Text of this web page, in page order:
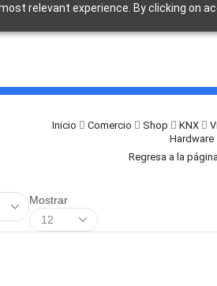
relevant experience. By clicking on
Inicio Comercio Shop KNX
Hardware
Regresa a la
Mostrar